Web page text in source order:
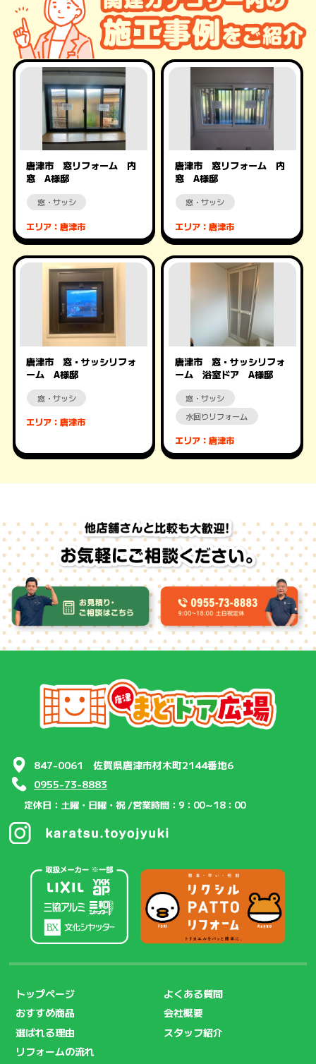
唐津市 窓リフォーム 内
窓 A様邸
窓・サッシ
エリア：唐津市
唐津市 窓リフォーム 内
窓 A様邸
窓・サッシ
エリア：唐津市
唐津市 窓・サッシリフォ
ーム A様邸
窓・サッシ
エリア：唐津市
唐津市 窓・サッシリフォ
ーム 浴室ドア A様邸
窓・サッシ
水回りリフォーム
エリア：唐津市
847-0061 佐賀県唐津市材木町2144番地6
0955-73-8883
定休日：土曜・日曜・祝 /営業時間：9：00～18：00
トップページ
おすすめ商品
選ばれる理由
リフォームの流れ
よくある質問
会社概要
スタッフ紹介